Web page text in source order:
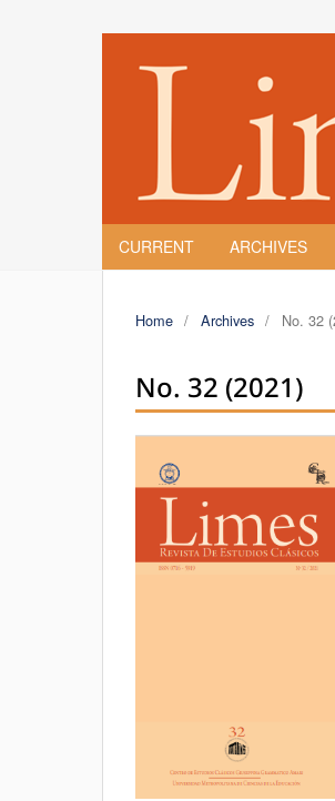
CURRENT ARCHIVES
Home / Archives / No. 32
No. 32 (2021)